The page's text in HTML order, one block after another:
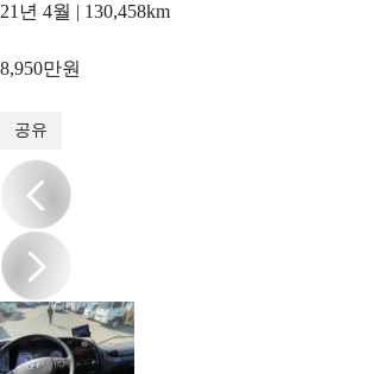
21년 4월 | 130,458km
8,950만원
공유
/19